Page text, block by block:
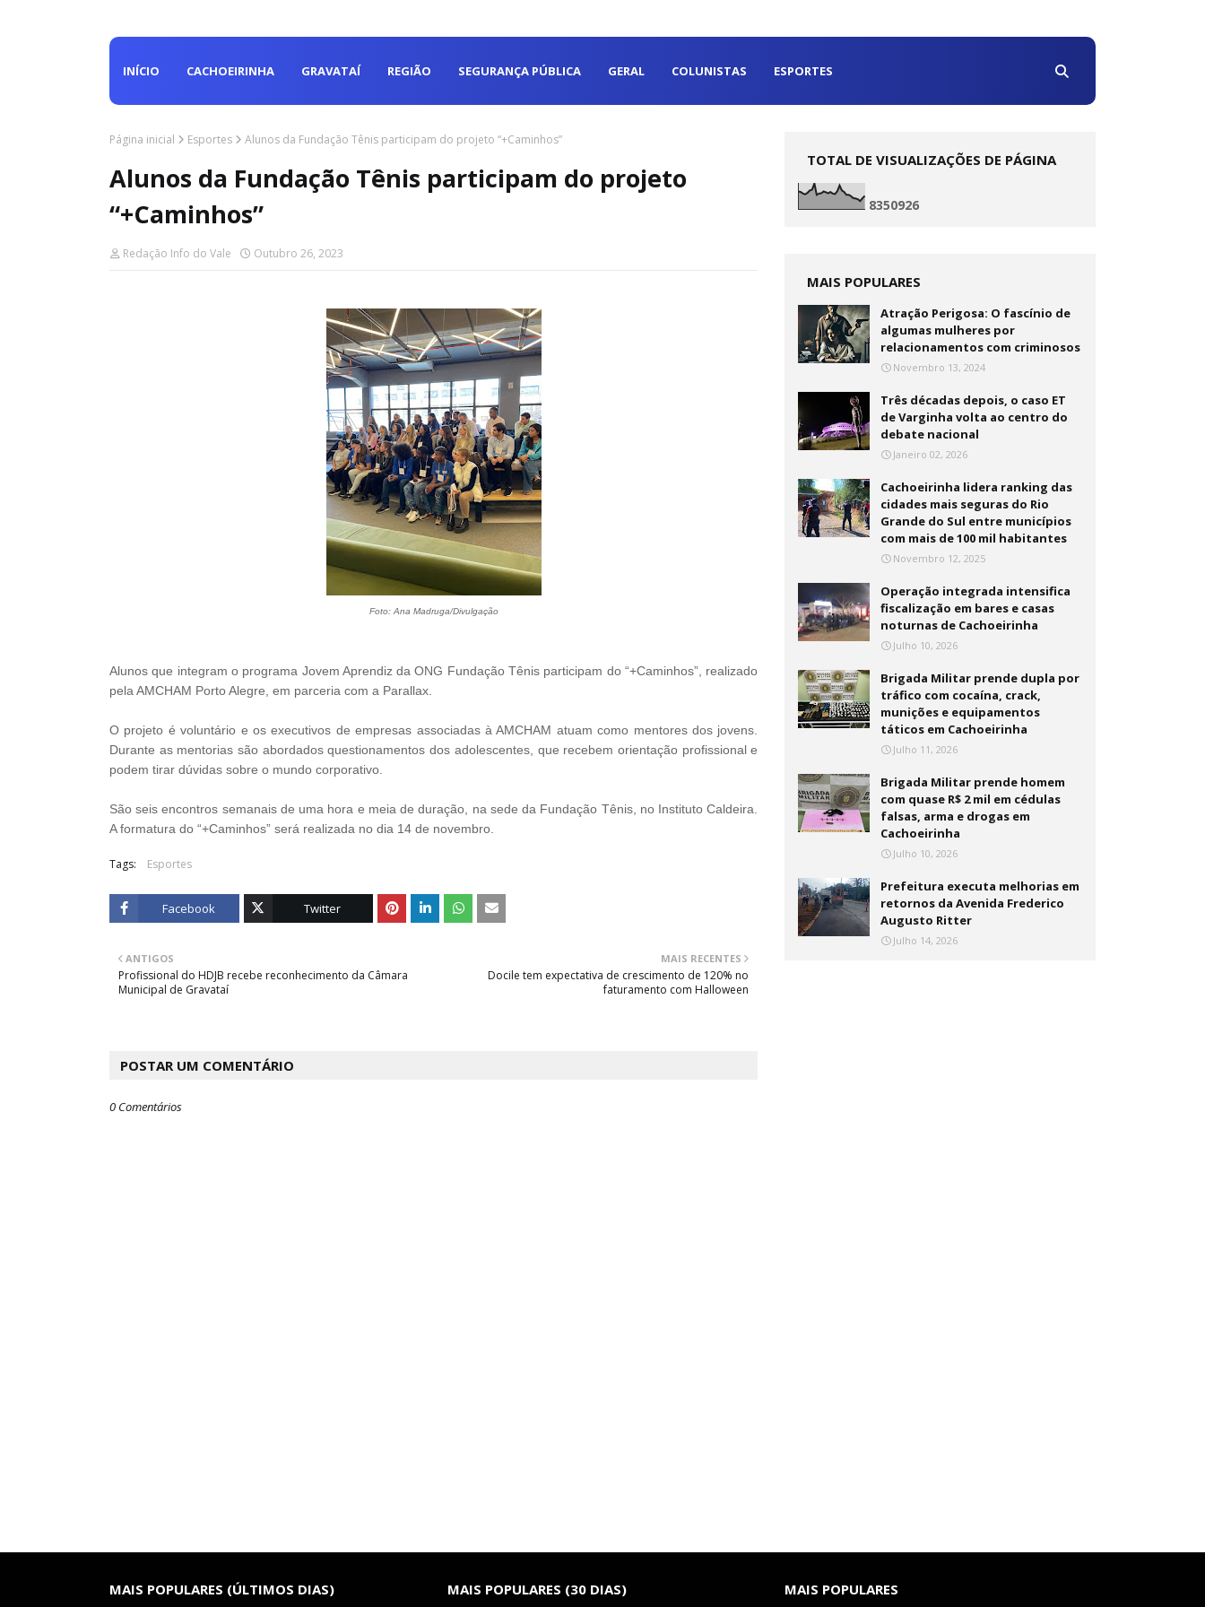
INÍCIO CACHOEIRINHA GRAVATAÍ REGIÃO SEGURANÇA PÚBLICA GERAL COLUNISTAS ESPORTES
Página inicial Esportes Alunos da Fundação Tênis participam do projeto “+Caminhos”
Alunos da Fundação Tênis participam do projeto
“+Caminhos”
Redação Info do Vale Outubro 26, 2023
Foto: Ana Madruga/Divulgação
Alunos que integram o programa Jovem Aprendiz da ONG Fundação Tênis participam do “+Caminhos”, realizado
pela AMCHAM Porto Alegre, em parceria com a Parallax.
O projeto é voluntário e os executivos de empresas associadas à AMCHAM atuam como mentores dos jovens.
Durante as mentorias são abordados questionamentos dos adolescentes, que recebem orientação profissional e
podem tirar dúvidas sobre o mundo corporativo.
São seis encontros semanais de uma hora e meia de duração, na sede da Fundação Tênis, no Instituto Caldeira.
A formatura do “+Caminhos” será realizada no dia 14 de novembro.
Tags: Esportes
Facebook Twitter
MAIS RECENTES
Docile tem expectativa de crescimento de 120% no
faturamento com Halloween
ANTIGOS
Profissional do HDJB recebe reconhecimento da Câmara
Municipal de Gravataí
POSTAR UM COMENTÁRIO
0 Comentários
TOTAL DE VISUALIZAÇÕES DE PÁGINA
8350926
MAIS POPULARES
Atração Perigosa: O fascínio de
algumas mulheres por
relacionamentos com criminosos
Novembro 13, 2024
Três décadas depois, o caso ET
de Varginha volta ao centro do
debate nacional
Janeiro 02, 2026
Cachoeirinha lidera ranking das
cidades mais seguras do Rio
Grande do Sul entre municípios
com mais de 100 mil habitantes
Novembro 12, 2025
Operação integrada intensifica
fiscalização em bares e casas
noturnas de Cachoeirinha
Julho 10, 2026
Brigada Militar prende dupla por
tráfico com cocaína, crack,
munições e equipamentos
táticos em Cachoeirinha
Julho 11, 2026
Brigada Militar prende homem
com quase R$ 2 mil em cédulas
falsas, arma e drogas em
Cachoeirinha
Julho 10, 2026
Prefeitura executa melhorias em
retornos da Avenida Frederico
Augusto Ritter
Julho 14, 2026
MAIS POPULARES (ÚLTIMOS DIAS) MAIS POPULARES (30 DIAS) MAIS POPULARES